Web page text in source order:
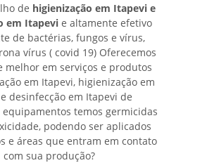
de higienização em Itapevi e
em Itapevi e altamente efetivo
de bactérias, fungos e vírus,
vírus ( covid 19) Oferecemos
melhor em serviços e produtos
em Itapevi, higienização em
desinfecção em Itapevi de
temos germicidas
podendo ser aplicados
e áreas que entram em contato
com sua produção?